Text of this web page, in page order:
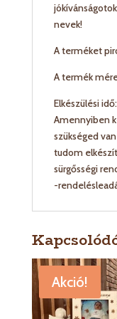
nevek!
A terméket
A termék
Elkészülési
Amennyiben
szükséged
tudom
sürgősségi
-
Akció!